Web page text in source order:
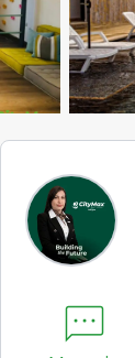
sms